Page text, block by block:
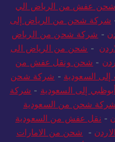
شحن عفش من الرياض الي
شركة شحن من الرياض إلى
- شركة شحن من الرياض
- شحن من الرياض الى
- شحن ونقل عفش من
السعودية - شركة شحن
إلى السعودية - شركة
شحن من السعودية
- نقل عفش من السعودية
- شحن من الامارات